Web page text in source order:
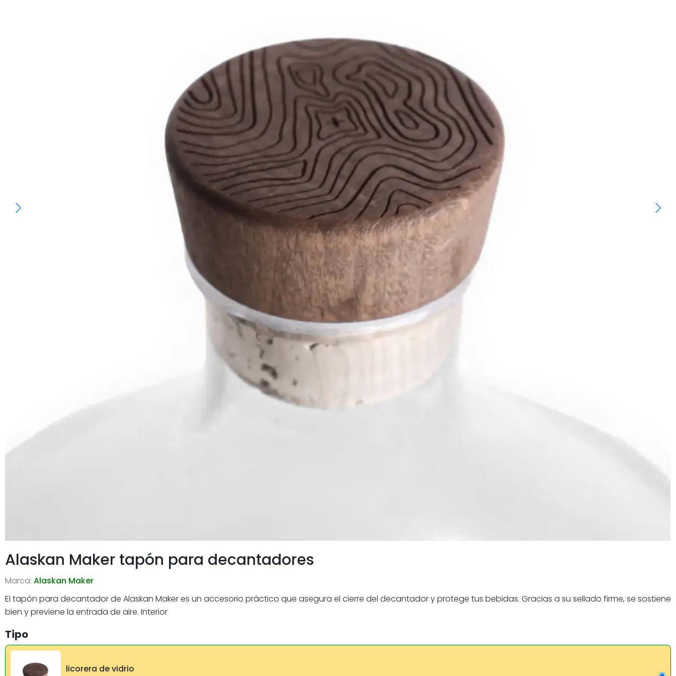
Alaskan Maker tapón para decantadores
Marca: Alaskan Maker
El tapón para decantador de Alaskan Maker es un accesorio práctico que asegura el cierre del decantador y protege tus bebidas. Gracias a su sellado firme, se sostiene
bien y previene la entrada de aire. Interior
Tipo
licorera de vidrio